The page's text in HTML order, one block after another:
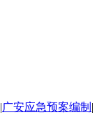
|广安应急预案编制 |